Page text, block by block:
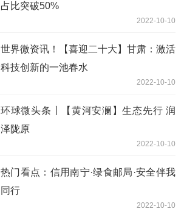
占比突破50%
2022-10-10
世界微资讯！【喜迎二十大】甘肃：激活
科技创新的一池春水
2022-10-10
环球微头条丨【黄河安澜】生态先行 润
泽陇原
2022-10-10
热门看点：信用南宁·绿食邮局·安全伴我
同行
2022-10-10